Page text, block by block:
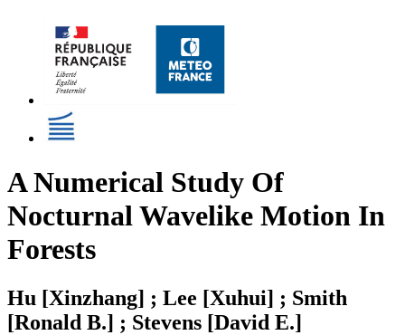
A Numerical Study Of
Nocturnal Wavelike Motion In
Forests
Hu [Xinzhang] ; Lee [Xuhui] ; Smith
[Ronald B.] ; Stevens [David E.]